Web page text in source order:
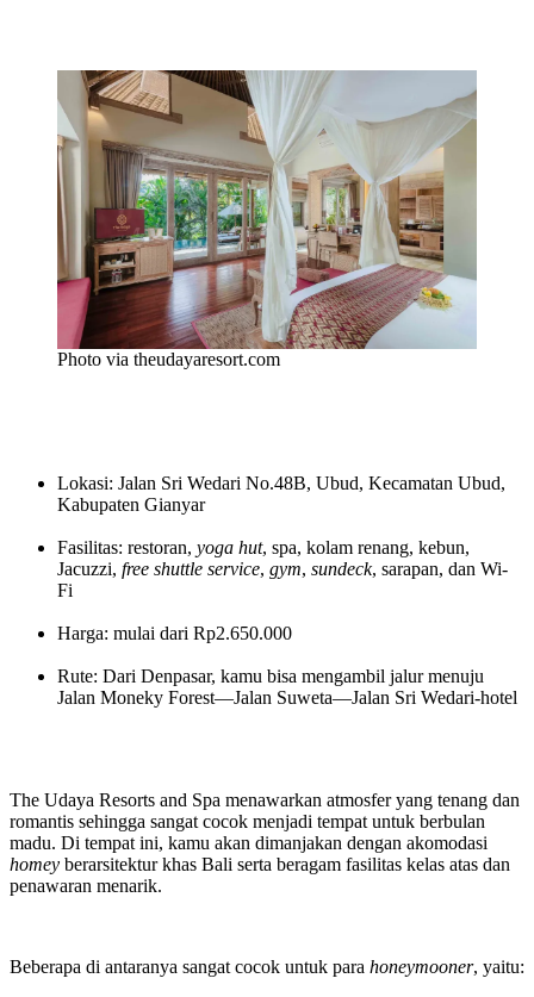
Photo via theudayaresort.com
Lokasi: Jalan Sri Wedari No.48B, Ubud, Kecamatan Ubud,
Kabupaten Gianyar
Fasilitas: restoran, yoga hut, spa, kolam renang, kebun,
Jacuzzi, free shuttle service, gym, sundeck, sarapan, dan Wi-
Fi
Harga: mulai dari Rp2.650.000
Rute: Dari Denpasar, kamu bisa mengambil jalur menuju
Jalan Moneky Forest—Jalan Suweta—Jalan Sri Wedari-hotel
The Udaya Resorts and Spa menawarkan atmosfer yang tenang dan
romantis sehingga sangat cocok menjadi tempat untuk berbulan
madu. Di tempat ini, kamu akan dimanjakan dengan akomodasi
homey berarsitektur khas Bali serta beragam fasilitas kelas atas dan
penawaran menarik.
Beberapa di antaranya sangat cocok untuk para honeymooner, yaitu: